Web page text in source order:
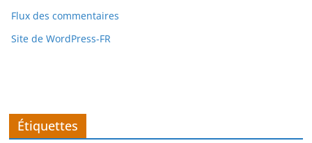
Flux des commentaires
Site de WordPress-FR
Étiquettes